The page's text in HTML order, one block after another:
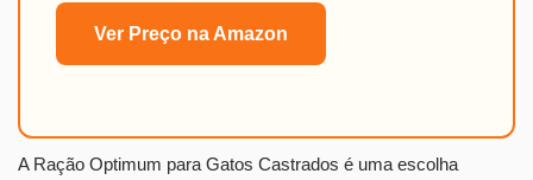
Ver Preço na Amazon
A Ração Optimum para Gatos Castrados é uma escolha